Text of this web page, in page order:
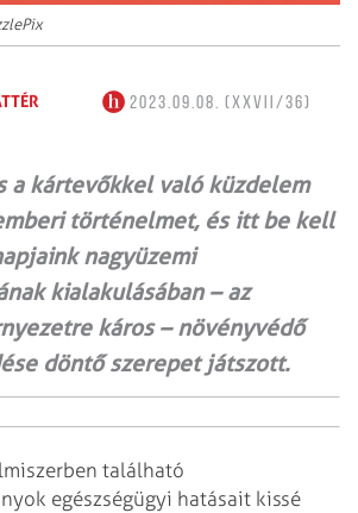
2023.09.08. (XXVII/36)
a kártevőkkel való küzdelem
történelmet, és itt be kell
nagyüzemi
kialakulásában – az
káros – növényvédő
döntő szerepet játszott.
található
egészségügyi hatásait kissé